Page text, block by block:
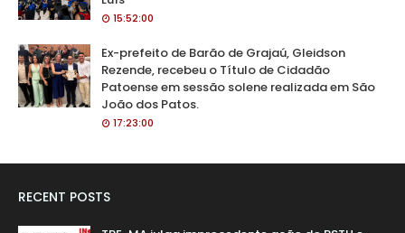
15:52:00
Ex-prefeito de Barão de Grajaú, Gleidson
Rezende, recebeu o Título de Cidadão
Patoense em sessão solene realizada em São
João dos Patos.
17:23:00
RECENT POSTS